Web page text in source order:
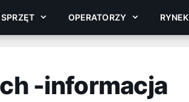
SPRZĘT OPERATORZY RYNEK
-informacja